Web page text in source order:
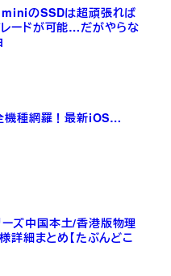
のSSDは超頑張れば
ードが可能…だがやらな
機種網羅！最新iOS…
ズ中国本土/香港版物理
詳細まとめ【たぶんどこ